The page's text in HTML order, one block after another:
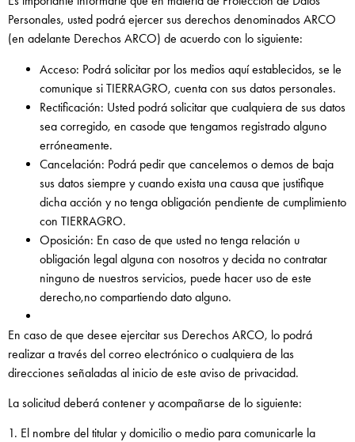
Personales, usted podrá ejercer sus derechos denominados ARCO
(en adelante Derechos ARCO) de acuerdo con lo siguiente:
Acceso: Podrá solicitar por los medios aquí establecidos, se le
comunique si TIERRAGRO, cuenta con sus datos personales.
Rectificación: Usted podrá solicitar que cualquiera de sus datos
sea corregido, en casode que tengamos registrado alguno
erróneamente.
Cancelación: Podrá pedir que cancelemos o demos de baja
sus datos siempre y cuando exista una causa que justifique
dicha acción y no tenga obligación pendiente de cumplimiento
con TIERRAGRO.
Oposición: En caso de que usted no tenga relación u
obligación legal alguna con nosotros y decida no contratar
ninguno de nuestros servicios, puede hacer uso de este
derecho,no compartiendo dato alguno.
En caso de que desee ejercitar sus Derechos ARCO, lo podrá
realizar a través del correo electrónico o cualquiera de las
direcciones señaladas al inicio de este aviso de privacidad.
La solicitud deberá contener y acompañarse de lo siguiente:
1. El nombre del titular y domicilio o medio para comunicarle la